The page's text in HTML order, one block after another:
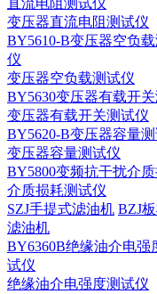
直流电阻测试仪
变压器直流电阻测试仪
BY5610-B变压器空负
仪
变压器空负载测试仪
BY5630变压器有载开
变压器有载开关测试仪
BY5620-B变压器容量
变压器容量测试仪
BY5800变频抗干扰介
介质损耗测试仪
SZJ手提式滤油机 BZJ
滤油机
BY6360B绝缘油介电强
试仪
绝缘油介电强度测试仪